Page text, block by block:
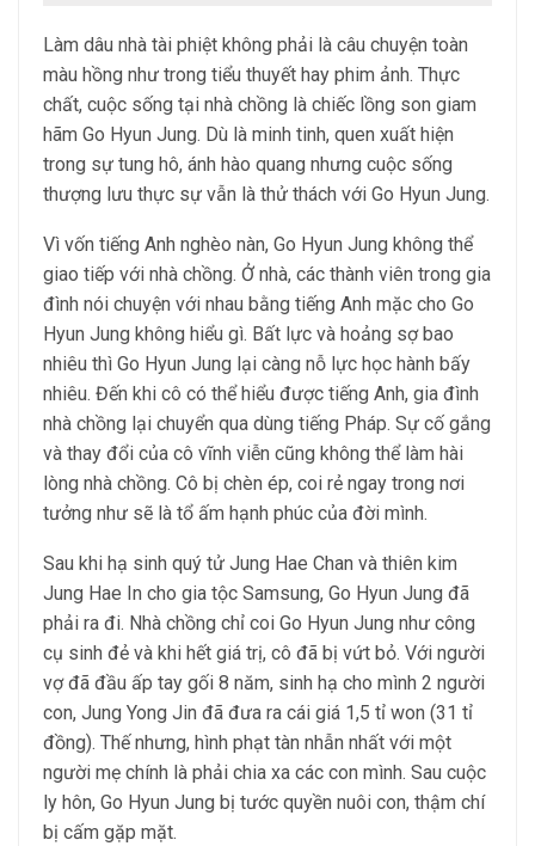
Làm dâu nhà tài phiệt không phải là câu chuyện toàn
màu hồng như trong tiểu thuyết hay phim ảnh. Thực
chất, cuộc sống tại nhà chồng là chiếc lồng son giam
hãm Go Hyun Jung. Dù là minh tinh, quen xuất hiện
trong sự tung hô, ánh hào quang nhưng cuộc sống
thượng lưu thực sự vẫn là thử thách với Go Hyun Jung.
Vì vốn tiếng Anh nghèo nàn, Go Hyun Jung không thể
giao tiếp với nhà chồng. Ở nhà, các thành viên trong gia
đình nói chuyện với nhau bằng tiếng Anh mặc cho Go
Hyun Jung không hiểu gì. Bất lực và hoảng sợ bao
nhiêu thì Go Hyun Jung lại càng nỗ lực học hành bấy
nhiêu. Đến khi cô có thể hiểu được tiếng Anh, gia đình
nhà chồng lại chuyển qua dùng tiếng Pháp. Sự cố gắng
và thay đổi của cô vĩnh viễn cũng không thể làm hài
lòng nhà chồng. Cô bị chèn ép, coi rẻ ngay trong nơi
tưởng như sẽ là tổ ấm hạnh phúc của đời mình.
Sau khi hạ sinh quý tử Jung Hae Chan và thiên kim
Jung Hae In cho gia tộc Samsung, Go Hyun Jung đã
phải ra đi. Nhà chồng chỉ coi Go Hyun Jung như công
cụ sinh đẻ và khi hết giá trị, cô đã bị vứt bỏ. Với người
vợ đã đầu ấp tay gối 8 năm, sinh hạ cho mình 2 người
con, Jung Yong Jin đã đưa ra cái giá 1,5 tỉ won (31 tỉ
đồng). Thế nhưng, hình phạt tàn nhẫn nhất với một
người mẹ chính là phải chia xa các con mình. Sau cuộc
ly hôn, Go Hyun Jung bị tước quyền nuôi con, thậm chí
bị cấm gặp mặt.